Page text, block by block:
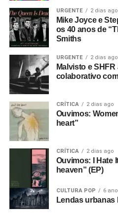
URGENTE 2 dias ago
Mike Joyce e
os 40 anos de
Smiths
URGENTE 2 dias ago
Malvisto e
colaborativo
CRÍTICA 2 dias ago
Ouvimos:
heart”
CRÍTICA 2 dias ago
Ouvimos: I Hate
heaven” (EP)
CULTURA POP 6
Lendas urbanas